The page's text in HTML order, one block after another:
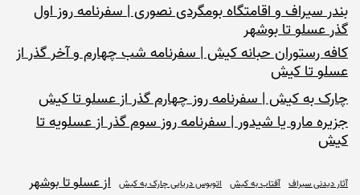
بندر سیراف و اقامتگاه بومگردی نصوری | سفرنامه روز اول
گذر عسلو تا بوشهر
کافه رستوران حبانه کیش | سفرنامه شب چهارم و آخر گذر از
عسلو تا کیش
چارک به کیش | سفرنامه روز چهارم گذر از عسلو تا کیش
جزیره مارو یا شیدور | سفرنامه روز سوم گذر از عسلویه تا
کیش
آثار دیدنی سیراف آفتاب به کیش اتوبوس دریایی چارک به کیش از عسلو تا بوشهر